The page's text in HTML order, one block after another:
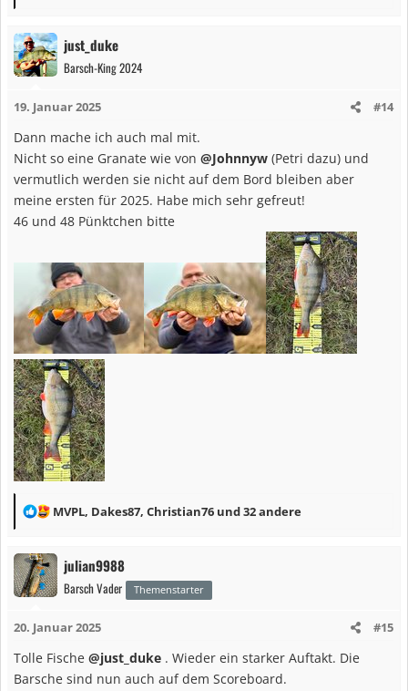
k
t
i
n
just_duke
Barsch-King 2024
19. Januar 2025 #14
Dann mache ich auch mal mit.
Nicht so eine Granate wie von @Johnnyw (Petri dazu) und
vermutlich werden sie nicht auf dem Bord bleiben aber
meine ersten für 2025. Habe mich sehr gefreut!
46 und 48 Pünktchen bitte
R
a
k
t
o
n
MVPL, Dakes87, Christian76 und 32 andere
julian9988
Barsch Vader Themenstarter
20. Januar 2025 #15
Tolle Fische @just_duke . Wieder ein starker Auftakt. Die
Barsche sind nun auch auf dem Scoreboard.